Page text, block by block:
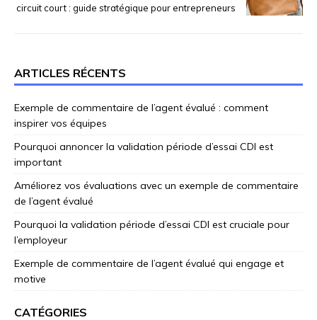
circuit court : guide stratégique pour entrepreneurs
ARTICLES RÉCENTS
Exemple de commentaire de l’agent évalué : comment
inspirer vos équipes
Pourquoi annoncer la validation période d’essai CDI est
important
Améliorez vos évaluations avec un exemple de commentaire
de l’agent évalué
Pourquoi la validation période d’essai CDI est cruciale pour
l’employeur
Exemple de commentaire de l’agent évalué qui engage et
motive
CATÉGORIES